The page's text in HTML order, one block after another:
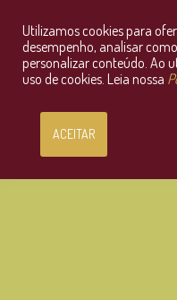
Utilizamos cookies para
desempenho, analisar
personalizar conteúdo. Ao
uso de cookies. Leia nossa
ACEITAR